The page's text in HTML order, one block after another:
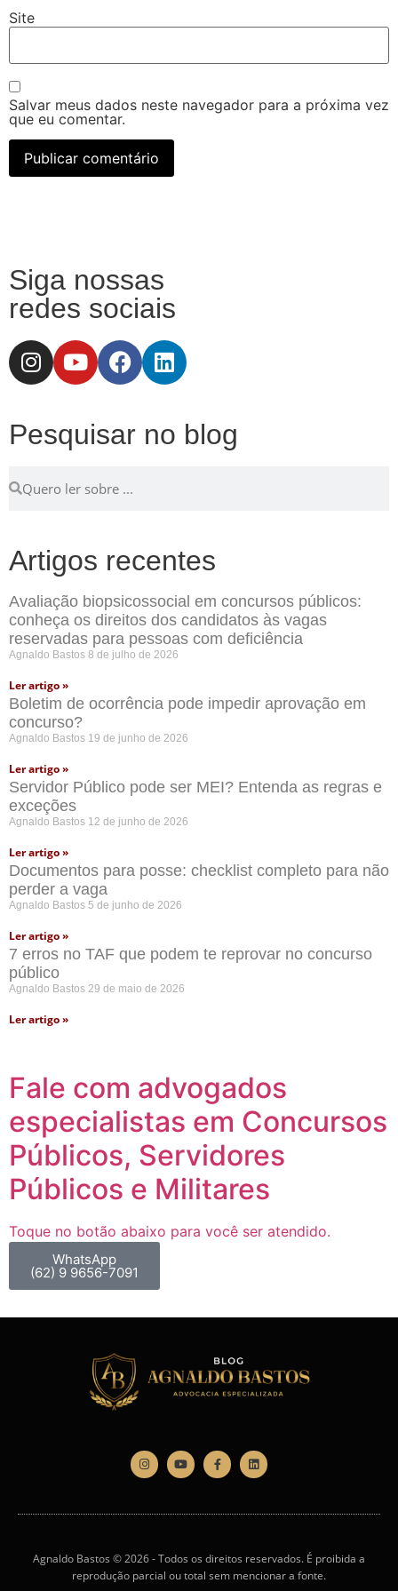
Site
Salvar meus dados neste navegador para a próxima vez
que eu comentar.
Siga nossas
redes sociais
Pesquisar no blog
Artigos recentes
Avaliação biopsicossocial em concursos públicos:
conheça os direitos dos candidatos às vagas
reservadas para pessoas com deficiência
Agnaldo Bastos 8 de julho de 2026
Ler artigo »
Boletim de ocorrência pode impedir aprovação em
concurso?
Agnaldo Bastos 19 de junho de 2026
Ler artigo »
Servidor Público pode ser MEI? Entenda as regras e
exceções
Agnaldo Bastos 12 de junho de 2026
Ler artigo »
Documentos para posse: checklist completo para não
perder a vaga
Agnaldo Bastos 5 de junho de 2026
Ler artigo »
7 erros no TAF que podem te reprovar no concurso
público
Agnaldo Bastos 29 de maio de 2026
Ler artigo »
Fale com advogados
especialistas em Concursos
Públicos, Servidores
Públicos e Militares
Toque no botão abaixo para você ser atendido.
WhatsApp
(62) 9 9656-7091
Agnaldo Bastos © 2026 - Todos os direitos reservados. É proibida a
reprodução parcial ou total sem mencionar a fonte.